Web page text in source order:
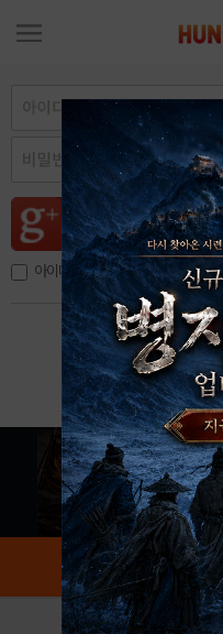
아이디, 이메일 저장
아이디 / 비밀
로그인